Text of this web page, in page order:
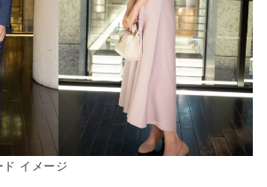
イメージ